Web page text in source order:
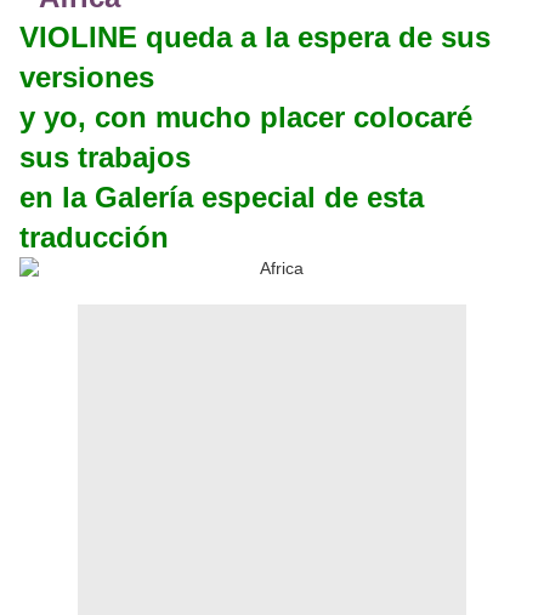
VIOLINE queda a la espera de sus
versiones
y yo, con mucho placer colocaré
sus trabajos
en la Galería especial de esta
traducción